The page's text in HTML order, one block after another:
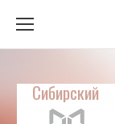
Сибирский